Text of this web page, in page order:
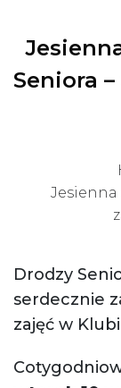
Seniora
Jesienna
Drodzy
serdecznie
zajęć w